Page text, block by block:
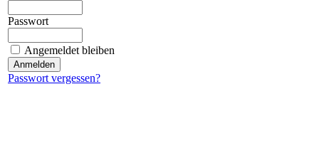
Passwort
Angemeldet bleiben
Passwort vergessen?